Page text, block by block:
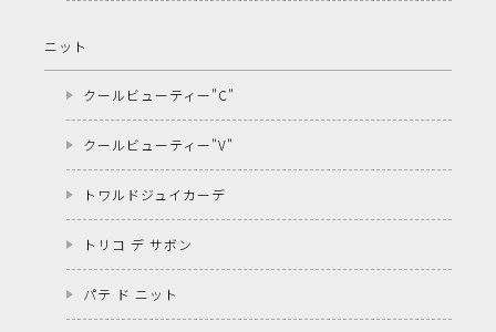
ニット
クールビューティー"C"
クールビューティー"V"
トワルドジュイカーデ
トリコ デ サボン
パテ ド ニット